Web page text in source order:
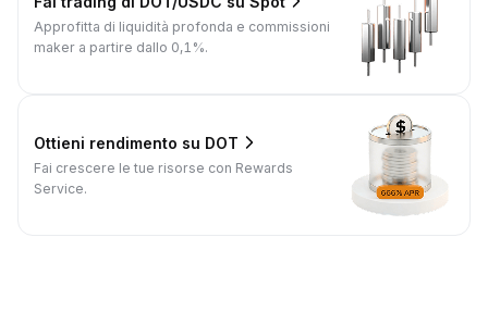
Approfitta di liquidità profonda e commissioni
maker a partire dallo 0,1%.
Ottieni rendimento su DOT
Fai crescere le tue risorse con Rewards
Service.